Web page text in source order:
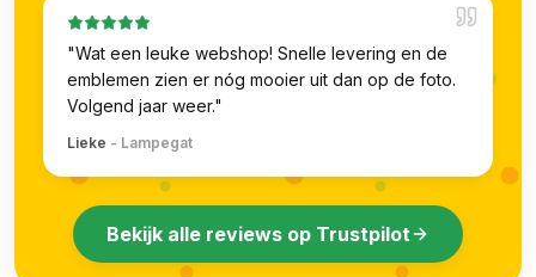
"Wat een leuke webshop! Snelle levering en de
emblemen zien er nóg mooier uit dan op de foto.
Volgend jaar weer."
Lieke - Lampegat
Bekijk alle reviews op Trustpilot